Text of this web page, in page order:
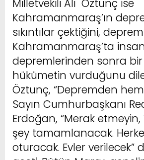
Milletvekili Ali Öztunç ise
Kahramanmaraş’ın
sıkıntılar çektiğini,
Kahramanmaraş’ta
depremlerinden sonra
hükümetin vurduğunu
Öztunç, “Depremden
Sayın Cumhurbaşkanı
Erdoğan, “Merak etmeyin,
şey tamamlanacak.
oturacak. Evler verilecek”